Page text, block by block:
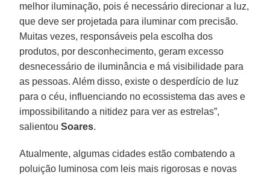
melhor iluminação, pois é necessário direcionar a luz,
que deve ser projetada para iluminar com precisão.
Muitas vezes, responsáveis pela escolha dos
produtos, por desconhecimento, geram excesso
desnecessário de iluminância e má visibilidade para
as pessoas. Além disso, existe o desperdício de luz
para o céu, influenciando no ecossistema das aves e
impossibilitando a nitidez para ver as estrelas”,
salientouSoares.
Atualmente, algumas cidades estão combatendo a
poluição luminosa com leis mais rigorosas e novas